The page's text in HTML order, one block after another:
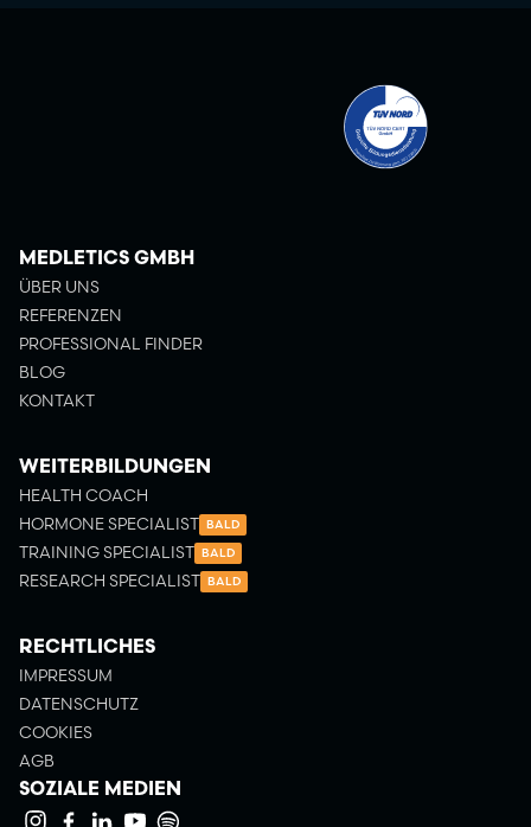
MEDLETICS GMBH
ÜBER UNS
REFERENZEN
PROFESSIONAL FINDER
BLOG
KONTAKT
WEITERBILDUNGEN
HEALTH COACH
HORMONE SPECIALIST BALD
TRAINING SPECIALIST BALD
RESEARCH SPECIALIST BALD
RECHTLICHES
IMPRESSUM
DATENSCHUTZ
COOKIES
AGB
SOZIALE MEDIEN
SEHR GUT